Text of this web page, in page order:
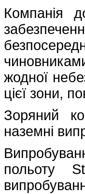
Компанія
жодної
цієї зони,
Зоряний
наземні
польоту